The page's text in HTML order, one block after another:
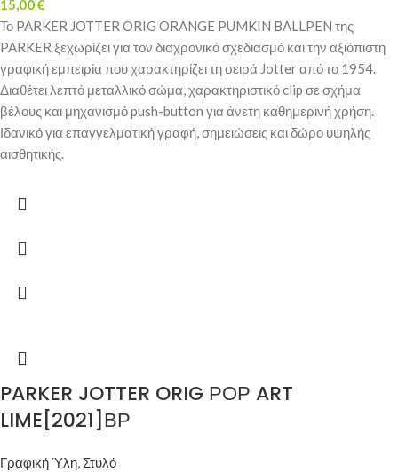
15,00€
Το PARKER JOTTER ORIG ORANGE PUMKIN BALLPEN της
PARKER ξεχωρίζει για τον διαχρονικό σχεδιασμό και την αξιόπιστη
γραφική εμπειρία που χαρακτηρίζει τη σειρά Jotter από το 1954.
Διαθέτει λεπτό μεταλλικό σώμα, χαρακτηριστικό clip σε σχήμα
βέλους και μηχανισμό push-button για άνετη καθημερινή χρήση.
Ιδανικό για επαγγελματική γραφή, σημειώσεις και δώρο υψηλής
αισθητικής.
PARKER JOTTER ORIG ΡΟΡ ART
LIME[2021]ΒΡ
Γραφική Ύλη, Στυλό